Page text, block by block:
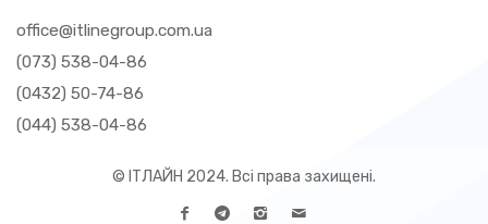
office@itlinegroup.com.ua
(073) 538-04-86
(0432) 50-74-86
(044) 538-04-86
© ІТЛАЙН 2024. Всі права захищені.